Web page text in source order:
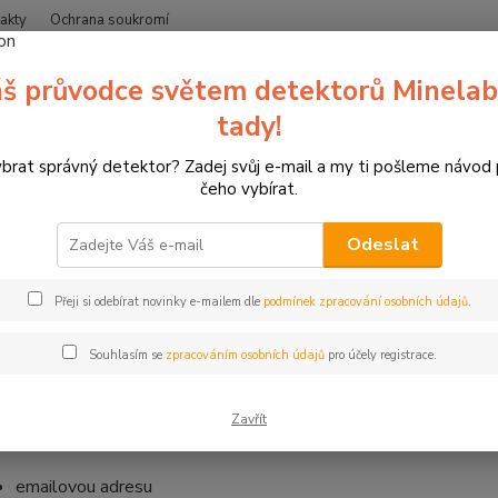
Ochrana soukromí
Hledat
se zpracováním osobních údajů pro účely rozesílky e-mailových
se zpracováním osobních
obchodních sdělení
tímto souhlas Zipsy s.r.o., se sídlem Marvanova
soudu v Ústí nad Labem , C 46839,(dále jen„Správce“
č. 2016/679 o ochraně fyzických osob v souvislosti se
směrnice 95/46/ES (obecné nařízení o ochraně osobních
emailovou adresu
průvodce světem detektorů
tady!
správný detektor? Zadej svůj e-mail a my ti pošleme návod
čeho vybírat.
Odeslat
Přeji si odebírat novinky e-mailem dle podmínek zpracování osobních údajů.
Souhlasím se zpracováním osobních údajůpro účely registrace.
Zavřít